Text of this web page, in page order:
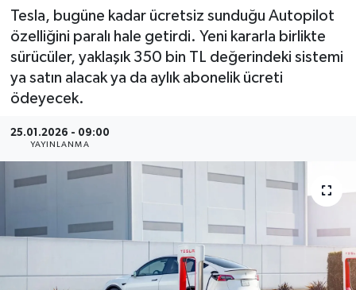
Tesla, bugüne kadar ücretsiz sunduğu Autopilot
özelliğini paralı hale getirdi. Yeni kararla birlikte
sürücüler, yaklaşık 350 bin TL değerindeki sistemi
ya satın alacak ya da aylık abonelik ücreti
ödeyecek.
25.01.2026 - 09:00
YAYINLANMA
Eleman
Emlak
Gündem
Haber
Kültür-Sanat
Haber Arşivi